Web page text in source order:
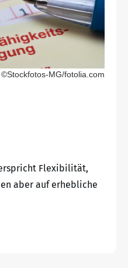
©Stockfotos-MG/fotolia.com
Flexibilität,
aber auf erhebliche